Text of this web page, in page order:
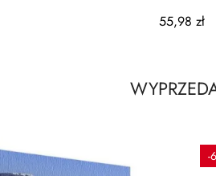
55,98 zł
-